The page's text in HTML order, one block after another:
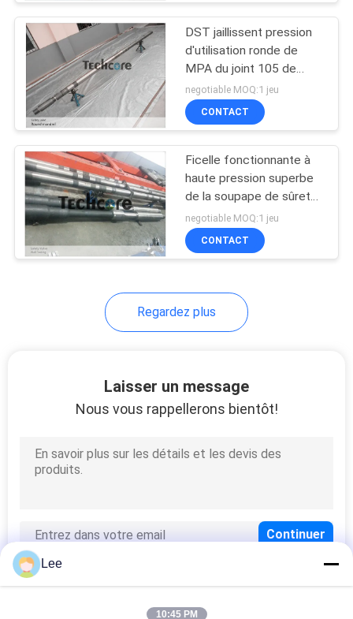
DST jaillissent pression
d'utilisation ronde de
MPA du joint 105 de
glissement de mandrin
d'outils d'essai
negotiable MOQ:1 jeu
CONTACT
Ficelle fonctionnante à
haute pression superbe
de la soupape de sûreté
d'outils d'essai de tige de
perceuse de puits de
pétrole DST
negotiable MOQ:1 jeu
CONTACT
Regardez plus
Laisser un message
Nous vous rappellerons bientôt!
Lee
10:45 PM